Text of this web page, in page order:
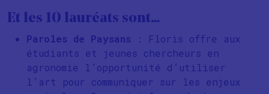
Et les 10 lauréats sont…
Paroles de Paysans : Floris offre aux
étudiants et jeunes chercheurs en
agronomie l’opportunité d’utiliser
l’art pour communiquer sur les enjeux